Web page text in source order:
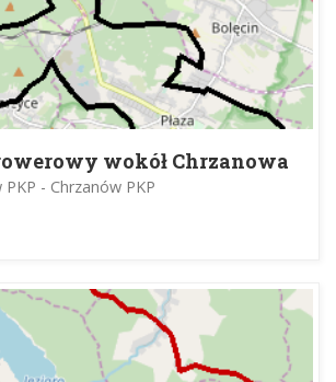
wokół Chrzanowa
PKP - Chrzanów PKP